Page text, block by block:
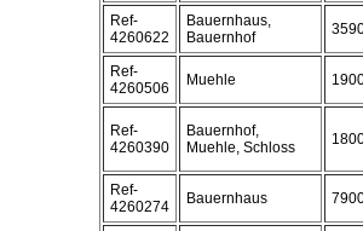
Ref-
4260622
Bauernhaus,
Bauernhof
Ref-
4260506
Muehle
Ref-
4260390
Bauernhof,
Muehle, Schloss
Ref-
4260274
Bauernhaus